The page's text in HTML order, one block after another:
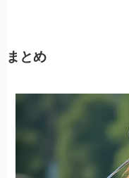
まとめ